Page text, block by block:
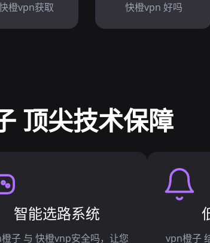
橙vpn获取
快橙vpn 好吗
顶尖技术保障
智能选路系统
子 与 快橙vnp安全吗，让您 vpn橙子